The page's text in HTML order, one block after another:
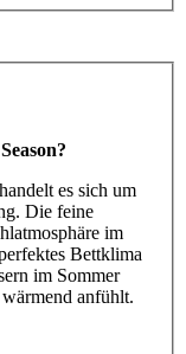
es sich um
Die feine
im
Bettklima
im Sommer
anfühlt.